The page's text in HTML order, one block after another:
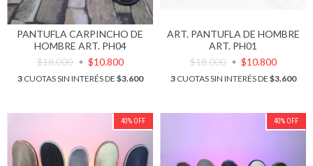
PANTUFLA CARPINCHO DE
HOMBRE ART. PH04
$18.000
$10.800
3CUOTAS SIN INTERÉS DE $3.600
ART. PANTUFLA DE HOMBRE
ART. PH01
$18.000
$10.800
3CUOTAS SIN INTERÉS DE $3.600
40% OFF 40% OFF